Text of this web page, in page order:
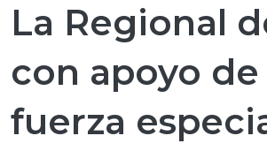
La Regional
con apoyo de
fuerza